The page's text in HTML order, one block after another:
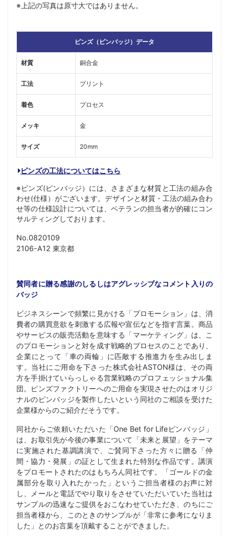
※上記の写真は原寸大ではありません。
ピンズ（ピンバッジ）データ
材質 銅合金
工法 プリント
着色 プロセス
メッキ 金
サイズ 20mm
ピンズの工法についてはこちら
※ピンズ(ピンバッジ）には、さまざまな材質と工法の組み合
わせ(仕様）がございます。デザインと材質・工法の組み合わ
せ等の仕様設計については、ベテランの担当者が的確にコン
サルティングしております。
No.0820109
2106-A12 東京都
賛同者に贈る感謝のしるしはアグレッシブなコメント入りの
バッジ
ビジネスシーンで頻繁に見かける「プロモーション」は、消
費者の購買意欲を刺激する広報や宣伝などを指す言葉。商品
やサービスの販売活動を意味する「マーケティング」は、こ
のプロモーションと対を成す戦略的プロセスのことであり、
企業にとって「車の両輪」に匹敵する推進力を生み出しま
す。当社にご用命を下さった株式会社ASTON様は、その両
方を手掛けていらっしゃる営業戦略のプロフェッショナル集
団。ピンズファクトリーへのご用命を実現させたのはオリジ
ナルのピンバッジを製作したいという同社のご相談を受けた
企業様からのご紹介だそうです。
同社からご依頼いただいた「One Bet for Lifeピンバッジ」
は、お取引先が今後の事業について「未来と展望」をテーマ
に実施された基調講演で、ご賛同下さった方々に贈る「仲
間・協力・発展」の証として生まれた特別な作品です。講演
をプロモートされたのはもちろん同社です。「ゴールドの金
属部分を取り入れたかった」というご担当者様のお声に対
し、メールと電話でやり取りをさせていただいていた当社は
サンプルの迅速なご提供をおこなわせていただき、のちにご
担当者様から、このときのサンプルが「非常に参考になりま
した」とのお言葉を頂戴することができました。